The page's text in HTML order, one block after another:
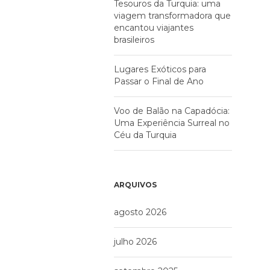
Tesouros da Turquia: uma
viagem transformadora que
encantou viajantes
brasileiros
Lugares Exóticos para
Passar o Final de Ano
Voo de Balão na Capadócia:
Uma Experiência Surreal no
Céu da Turquia
ARQUIVOS
agosto 2026
julho 2026